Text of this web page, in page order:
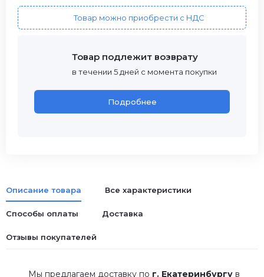
Товар можно приобрести с НДС
Товар подлежит возврату
в течении 5 дней с момента покупки
Подробнее
Описание товара Все характеристики
Способы оплаты Доставка
Отзывы покупателей
Мы предлагаем доставку по г. Екатеринбургу в